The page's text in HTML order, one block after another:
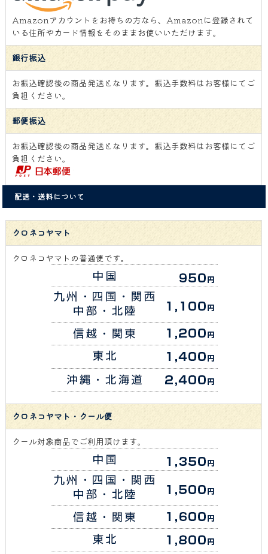
Amazonアカウントをお持ちの方なら、Amazonに登録されて
いる住所やカード情報をそのままお使いいただけます。
銀行振込
お振込確認後の商品発送となります。振込手数料はお客様にてご
負担ください。
郵便振込
お振込確認後の商品発送となります。振込手数料はお客様にてご
負担ください。
配送・送料について
クロネコヤマト
クロネコヤマトの普通便です。
クロネコヤマト・クール便
クール対象商品でご利用頂けます。